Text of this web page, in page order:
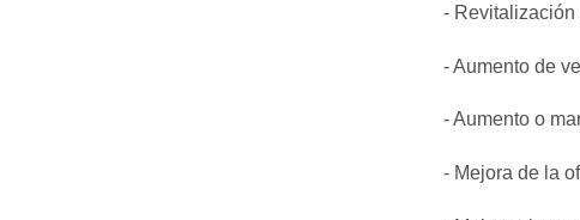
- Revitalización
- Aumento de
- Aumento o
- Mejora de la